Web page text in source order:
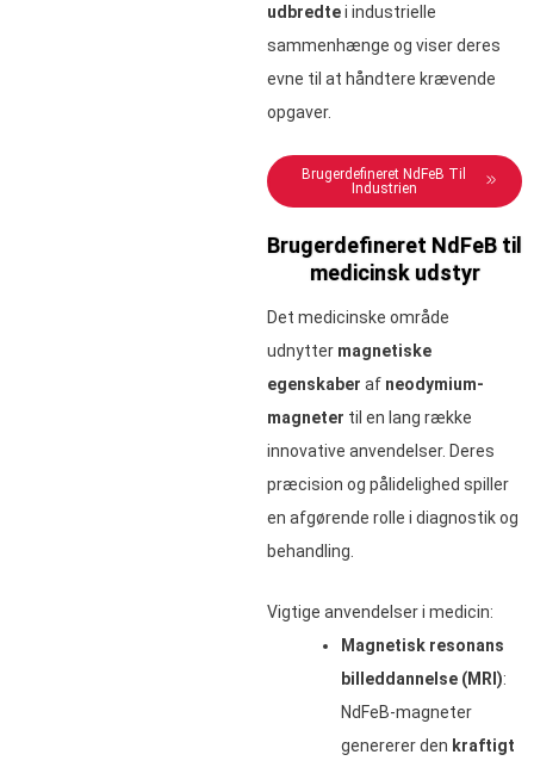
udbredtei industrielle
sammenhænge og viser deres
evne til at håndtere krævende
opgaver.
Brugerdefineret NdFeB Til
Industrien
Brugerdefineret NdFeB til
medicinsk udstyr
Det medicinske område
udnytter magnetiske
egenskaber af neodymium-
magneter til en lang række
innovative anvendelser. Deres
præcision og pålidelighed spiller
en afgørende rolle i diagnostik og
behandling.
Vigtige anvendelser i medicin:
Magnetisk resonans
billeddannelse (MRI):
NdFeB-magneter
genererer den kraftigt